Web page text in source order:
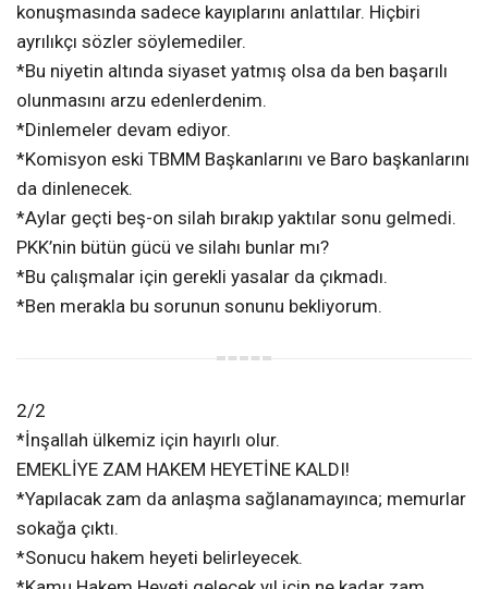
konuşmasında sadece kayıplarını anlattılar. Hiçbiri
ayrılıkçı sözler söylemediler.
*Bu niyetin altında siyaset yatmış olsa da ben başarılı
olunmasını arzu edenlerdenim.
*Dinlemeler devam ediyor.
*Komisyon eski TBMM Başkanlarını ve Baro başkanlarını
da dinlenecek.
*Aylar geçti beş-on silah bırakıp yaktılar sonu gelmedi.
PKK’nin bütün gücü ve silahı bunlar mı?
*Bu çalışmalar için gerekli yasalar da çıkmadı.
*Ben merakla bu sorunun sonunu bekliyorum.
2/2
*İnşallah ülkemiz için hayırlı olur.
EMEKLİYE ZAM HAKEM HEYETİNE KALDI!
*Yapılacak zam da anlaşma sağlanamayınca; memurlar
sokağa çıktı.
*Sonucu hakem heyeti belirleyecek.